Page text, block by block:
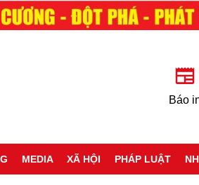
Báo
MEDIA XÃ HỘI PHÁP LUẬT